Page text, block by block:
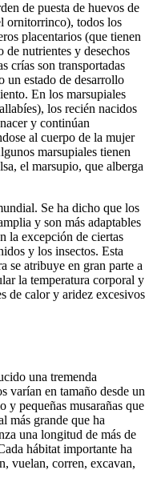
de puesta de huevos de
ornitorrinco), todos los
placentarios (que tienen
de nutrientes y desechos
crías son transportadas
un estado de desarrollo
En los marsupiales
los recién nacidos
y continúan
al cuerpo de la mujer
marsupiales tienen
el marsupio, que alberga
Se ha dicho que los
y son más adaptables
la excepción de ciertas
y los insectos. Esta
se atribuye en gran parte a
la temperatura corporal y
de calor y aridez excesivos
una tremenda
varían en tamaño desde un
y pequeñas musarañas que
más grande que ha
una longitud de más de
hábitat importante ha
vuelan, corren, excavan,